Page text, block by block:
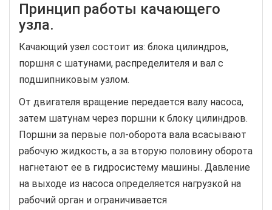
Принцип работы качающего
узла.
Качающий узел состоит из: блока цилиндров,
поршня с шатунами, распределителя и вал с
подшипниковым узлом.
От двигателя вращение передается валу насоса,
затем шатунам через поршни к блоку цилиндров.
Поршни за первые пол-оборота вала всасывают
рабочую жидкость, а за вторую половину оборота
нагнетают ее в гидросистему машины. Давление
на выходе из насоса определяется нагрузкой на
рабочий орган и ограничивается